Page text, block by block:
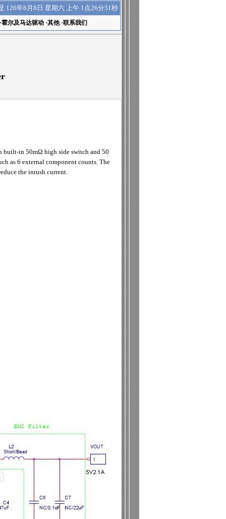
126年8月8日 星期六 上午 1点26分52秒
霍尔及马达驱动·其他·联系我们
built-in 50mΩ high side switch and 50
as 6 external component counts. The
the inrush current.